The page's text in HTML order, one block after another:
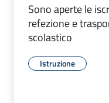
Sono aperte le
refezione e
scolastico
Istruzione